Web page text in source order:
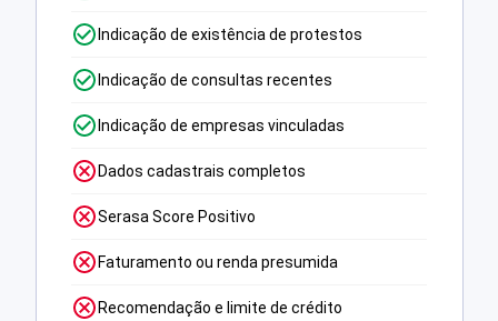
Indicação de existência de protestos
Indicação de consultas recentes
Indicação de empresas vinculadas
Dados cadastrais completos
Serasa Score Positivo
Faturamento ou renda presumida
Recomendação e limite de crédito